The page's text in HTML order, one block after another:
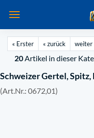
« Erster « zurück weiter
20Artikel in dieser
Schweizer Gertel, Spitz,
(Art.Nr.: 0672,01)